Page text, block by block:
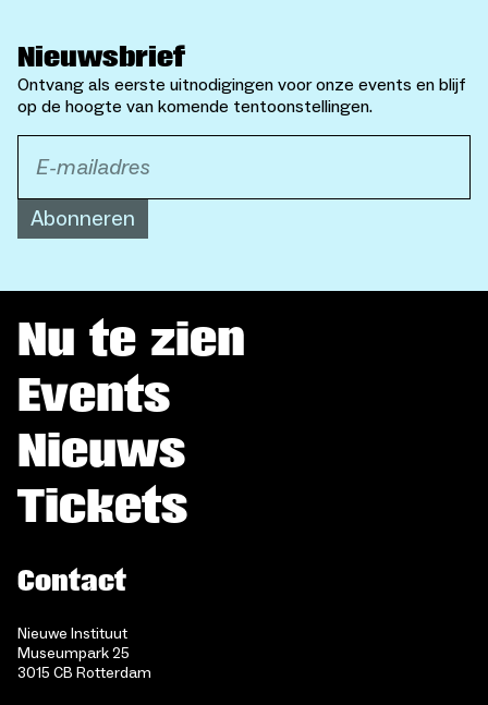
Nieuwsbrief
Ontvang als eerste uitnodigingen voor onze events en blijf
op de hoogte van komende tentoonstellingen.
Abonneren
Nu te zien
Events
Nieuws
Tickets
Contact
Nieuwe Instituut
Museumpark 25
3015 CB Rotterdam